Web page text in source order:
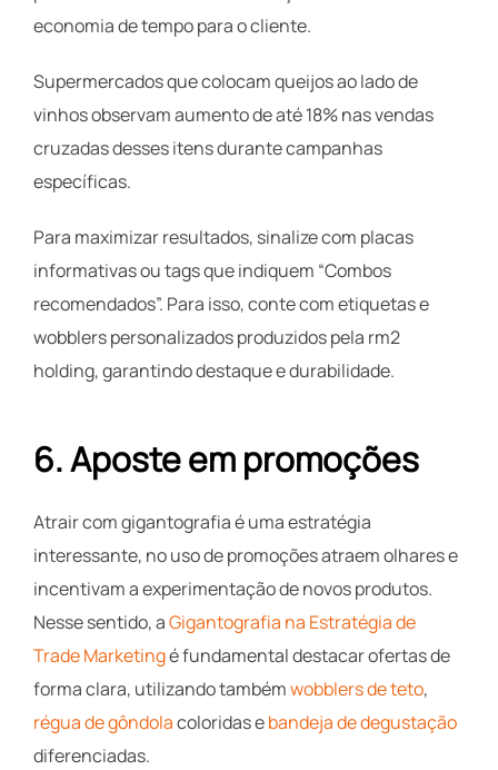
economia de tempo para o cliente.
Supermercados que colocam queijos ao lado de
vinhos observam aumento de até 18% nas vendas
cruzadas desses itens durante campanhas
específicas.
Para maximizar resultados, sinalize com placas
informativas ou tags que indiquem “Combos
recomendados”. Para isso, conte com etiquetas e
wobblers personalizados produzidos pela rm2
holding, garantindo destaque e durabilidade.
6. Aposte em promoções
Atrair com gigantografia é uma estratégia
interessante, no uso de promoções atraem olhares e
incentivam a experimentação de novos produtos.
Nesse sentido, aGigantografia na Estratégia de
Trade Marketingé fundamental destacar ofertas de
forma clara, utilizando tambémwobblers de teto,
régua de gôndolacoloridas ebandeja de degustação
diferenciadas.